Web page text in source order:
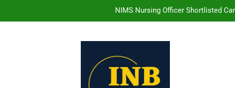
తిరుమల తిరుపతి దేవస్థానం సంస్థలో
NIMS Nursing Officer Shortlisted